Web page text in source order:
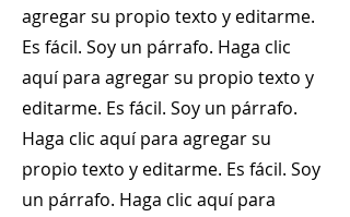
agregar su propio texto y editarme.
Es fácil. Soy un párrafo. Haga clic
aquí para agregar su propio texto y
editarme. Es fácil. Soy un párrafo.
Haga clic aquí para agregar su
propio texto y editarme. Es fácil. Soy
un párrafo. Haga clic aquí para